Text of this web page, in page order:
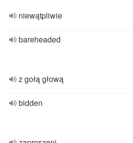
niewątpliwie
bareheaded
z gołą głową
bidden